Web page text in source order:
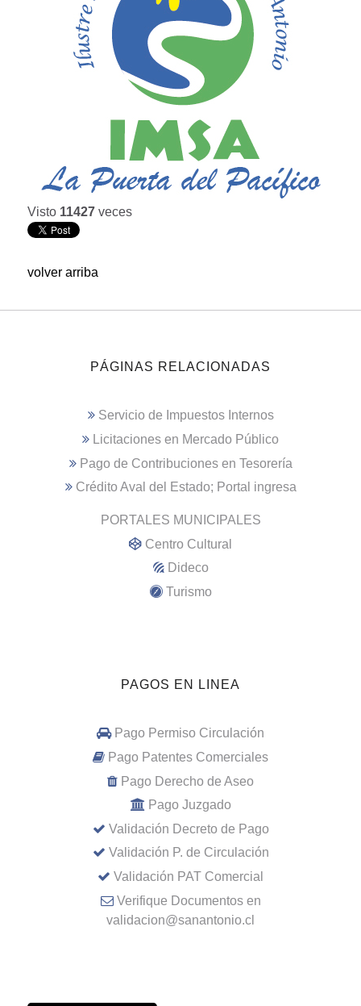
Visto 11427 veces
volver arriba
PÁGINAS RELACIONADAS
Servicio de Impuestos Internos
Licitaciones en Mercado Público
Pago de Contribuciones en Tesorería
Crédito Aval del Estado; Portal ingresa
PORTALES MUNICIPALES
Centro Cultural
Dideco
Turismo
PAGOS EN LINEA
Pago Permiso Circulación
Pago Patentes Comerciales
Pago Derecho de Aseo
Pago Juzgado
Validación Decreto de Pago
Validación P. de Circulación
Validación PAT Comercial
Verifique Documentos en
validacion@sanantonio.cl